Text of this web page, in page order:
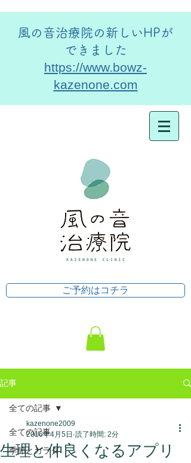
​風の音治療院の新しいHPが
できました
https://www.bowz-
kazenone.com
ご予約はコチラ
記事
全ての記事
季節とカラダ
全ての記事
生理と仲良くなるアプリ
kazenone2009
2016年4月5日 読了時間: 2分